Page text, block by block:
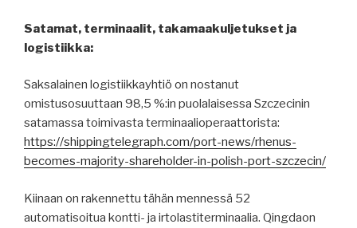
Satamat, terminaalit, takamaakuljetukset ja
logistiikka:
Saksalainen logistiikkayhtiö on nostanut
omistusosuuttaan 98,5 %:in puolalaisessa Szczecinin
satamassa toimivasta terminaalioperaattorista:
https://shippingtelegraph.com/port-news/rhenus-
becomes-majority-shareholder-in-polish-port-szczecin/
Kiinaan on rakennettu tähän mennessä 52
automatisoitua kontti- ja irtolastiterminaalia. Qingdaon